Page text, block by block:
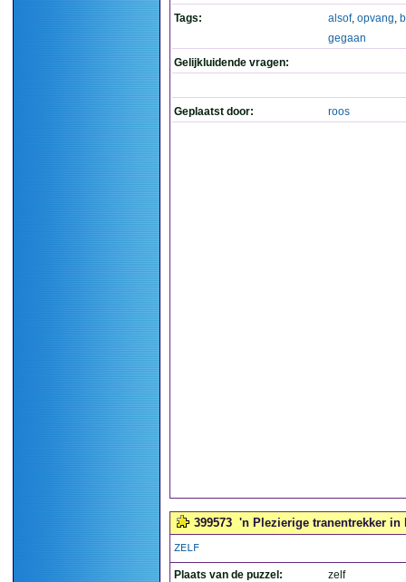
Tags: alsof, opvang,
gegaan
Gelijkluidende vragen:
Geplaatst door: roos
399573 'n Plezierige tranentrekker in
ZELF
Plaats van de puzzel:
zelf